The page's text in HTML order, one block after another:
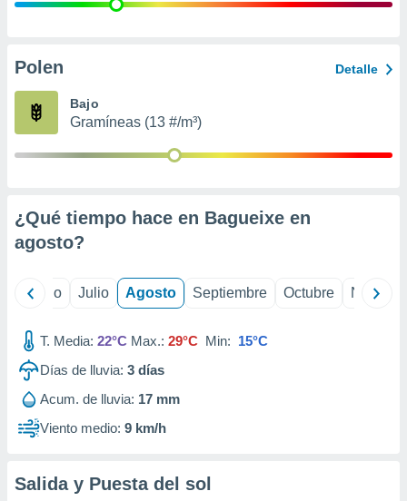
e
publicidad
Polen Detalle
Bajo
Gramíneas (13 #/m³)
¿Qué tiempo hace en Bagueixe en
agosto?
Junio Julio Agosto Septiembre Octubre
T. Media: 22°C Max.: 29°C Min: 15°C
Días de lluvia: 3 días
Acum. de lluvia: 17 mm
Viento medio: 9 km/h
Salida y Puesta del sol